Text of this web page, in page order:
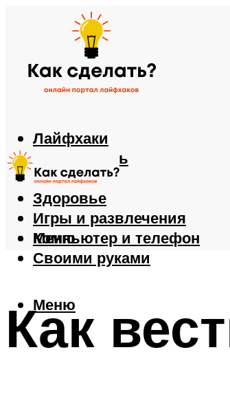
Лайфхаки
Автомобиль
Еда
Здоровье
Игры и развлечения
Компьютер и телефон
Своими руками
Меню
Меню
Как